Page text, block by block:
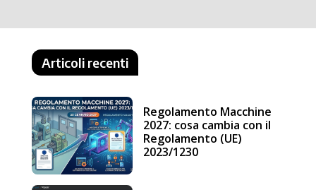
Articoli recenti
Regolamento Macchine
2027: cosa cambia con il
Regolamento (UE)
2023/1230